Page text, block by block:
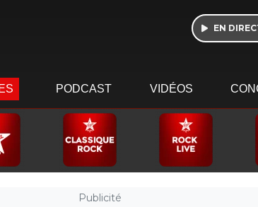
EN
PODCAST VIDÉOS
Publicité